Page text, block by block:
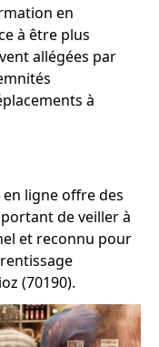
en
à être plus
allégées par
à
ligne offre des
de veiller à
et reconnu pour
(70190).